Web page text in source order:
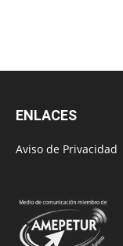
ENLACES
Aviso de Privacidad